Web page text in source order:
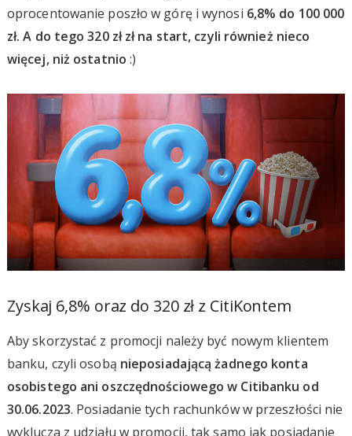
oprocentowanie poszło w górę i wynosi 6,8% do 100 000
zł. A do tego 320 zł zł na start, czyli również nieco
więcej, niż ostatnio :)
Zyskaj 6,8% oraz do 320 zł z CitiKontem
Aby skorzystać z promocji należy być nowym klientem
banku, czyli osobą nieposiadającą żadnego konta
osobistego ani oszczędnościowego w Citibanku od
30.06.2023. Posiadanie tych rachunków w przeszłości nie
wyklucza z udziału w promocji, tak samo jak posiadanie